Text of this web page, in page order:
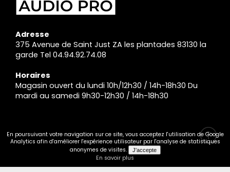
Adresse
375 Avenue de Saint Just ZA les plantades 83130 la
garde Tel 04.94.92.74.08
Horaires
Magasin ouvert du lundi 10h/12h30 / 14h-18h30 Du
mardi au samedi 9h30-12h30 / 14h-18h30
En poursuivant votre navigation sur ce site, vous acceptez l'utilisation de Google
Analytics afin d'améliorer l'expérience utilisateur par l'analyse de statistiques
anonymes de visites.
En savoir plus